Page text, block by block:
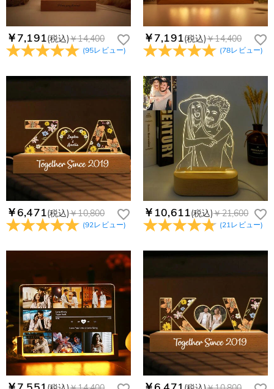
もし注文確認メールをご確認後、注文内容に間違いでもありま
したら、至急カスタマーサポート【Eメール：
service@drawelry.jp】までご連絡ください。ご連絡頂く時に注
文番号もお送りください。
Drawelryからのメールが届きません。
Drawelryからのメールが届いていない場合、次の可能性が考え
られます。原因①迷惑メールフォルダに移動されている。解決
策：迷惑メールフォルダに届いているDrawelryからのメールを
メールが正しく届くように、迷惑メールフィルターの設定を変
更してください。原因②通信状態などによりメールの到着が遅
れている。解決策：数時間たっても届かない場合は、今後お送
りするメールも遅れる可能性がありますので、別のメールアド
レスからお名前とご住所を記載したメールを
service@drawelry.jp へ送信してください。原因③メールアド
レスの入力に誤りがある。解決策：お名前とご住所を記載した
メールを service@drawelry.jp へ送信してください。
支払方法は何がありますか？
Paypal、ApplePay、GooglePayからお選びいただけます。
コンビニ前払いのお支払い期限はご注文から 6 日間となりま
支払い情報は保護されますか？
お支払い情報は高度なセキュリティで保護されております。お
客様のお支払い情報は当社のサーバーに一切保存されません。
Paypal又はクレジットカート発行会社によって処理されます。
個人情報は保護されますか？
当社では、個人情報保護を目的としたコンプライアンスに則
り、プライバシーポリシーを定めています。お客様に安心かつ
安全にご利用いただけるよう最善の注意を払い、個人情報を厳
重に取り扱っています。 詳細は
プライバシーポリシーまでご
確認ください
￥7,191(税込)￥14,400
(95レビュー)
￥7,191(税込)￥14,400
(78レビュー)
￥6,471(税込)￥10,800
(92レビュー)
￥10,611(税込)￥21,600
(21レビュー)